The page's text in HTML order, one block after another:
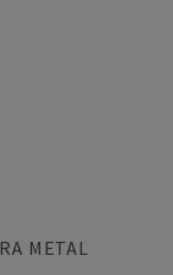
METAL